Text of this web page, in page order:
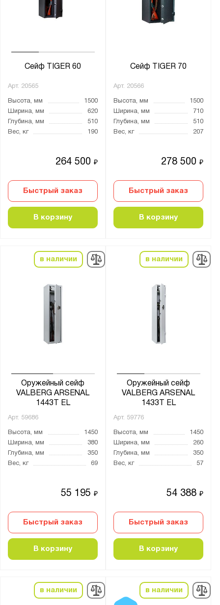
Сейф TIGER 60
Арт. 20565
Высота, мм
1500
Ширина, мм
620
Глубина, мм
510
Вес, кг
190
264 500₽
Быстрый заказ
В корзину
Сейф TIGER 70
Арт. 20566
Высота, мм
1500
Ширина, мм
710
Глубина, мм
510
Вес, кг
207
278 500₽
Быстрый заказ
В корзину
в наличии
Оружейный сейф
VALBERG ARSENAL
1443Т EL
Арт. 59686
Высота, мм
1450
Ширина, мм
380
Глубина, мм
350
Вес, кг
69
55 195₽
Быстрый заказ
В корзину
в наличии
Оружейный сейф
VALBERG ARSENAL
1433Т EL
Арт. 59776
Высота, мм
1450
Ширина, мм
260
Глубина, мм
350
Вес, кг
57
54 388₽
Быстрый заказ
В корзину
в наличии в наличии